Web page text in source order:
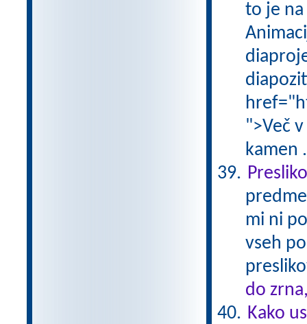
to je na
">Več
kamen
mi ni
vseh
do
Kako